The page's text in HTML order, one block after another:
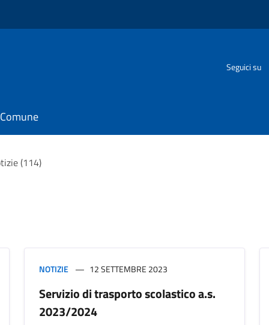
Seguici su
(114)
NOTIZIE 12 SETTEMBRE 2023
Servizio di trasporto scolastico a.s.
2023/2024